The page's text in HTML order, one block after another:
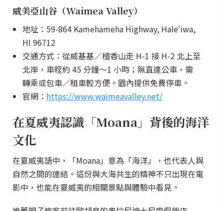
威美亞山谷（Waimea Valley）
地址：59-864 Kamehameha Highway, Haleʻiwa,
HI 96712
交通方式：從威基基／檀香山走 H-1 接 H-2 北上至
北岸，車程約 45 分鐘～1 小時；無直達公車，需
轉乘或包車／租車較方便。園內提供免費停車。
官網： https://www.waimeavalley.net/
在夏威夷認識「Moana」背後的海洋
文化
在夏威夷語中，「Moana」意為「海洋」，也代表人與
自然之間的連結。這份與大海共生的精神不只出現在電
影中，也能在夏威夷的相關景點與體驗中看見。